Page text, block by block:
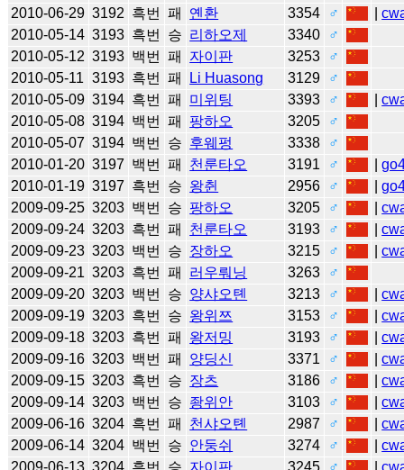
2010-06-29 3192 흑번 패 옌환 3354 ♂ |
2010-05-14 3193 흑번 승 리하오제 3340
♂
2010-05-12 3193 백번 패 자이판 3253
♂
2010-05-11 3193 흑번 패 Li Huasong 3129
♂
2010-05-09 3194 흑번 패 미위팅 3393 ♂ |
2010-05-08 3194 백번 패 팡하오 3205
♂
2010-05-07 3194 백번 승 후웨펑 3338
♂
2010-01-20 3197 백번 패 천룬타오 3191 ♂ |
2010-01-19 3197 흑번 승 왕췬 2956 ♂ |
2009-09-25 3203 백번 승 팡하오 3205 ♂ |
2009-09-24 3203 흑번 패 천룬타오 3193 ♂ |
2009-09-23 3203 백번 승 장하오 3215 ♂ |
2009-09-21 3203 흑번 패 러우뤄닝 3263
♂
2009-09-20 3203 백번 승 양샤오톈 3213 ♂ |
2009-09-19 3203 흑번 승 왕위쯔 3153 ♂ |
2009-09-18 3203 흑번 패 왕저밍 3193 ♂ |
2009-09-16 3203 백번 패 양딩신 3371 ♂ |
2009-09-15 3203 흑번 승 장츠 3186 ♂ |
2009-09-14 3203 백번 승 좡위안 3103 ♂ |
2009-06-16 3204 흑번 패 천샤오톈 2987 ♂ |
2009-06-14 3204 백번 승 안둥쉬 3274 ♂ |
2009-06-13 3204 흑번 승 자이판 3245 ♂ |